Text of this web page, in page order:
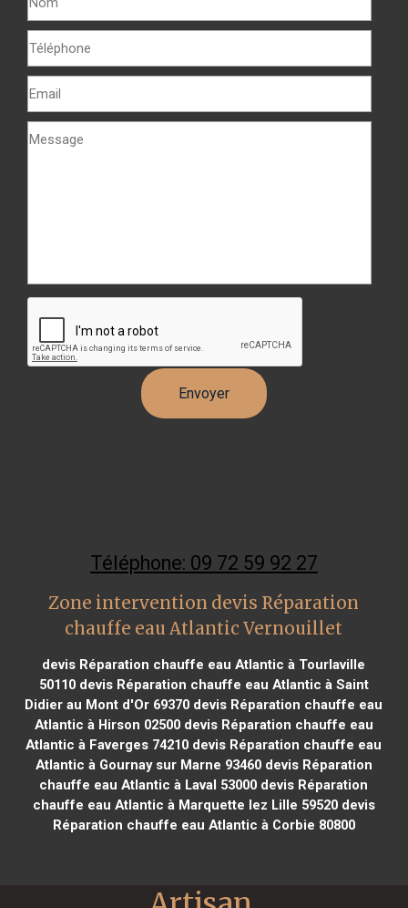
Téléphone: 09 72 59 92 27
Zone intervention devis Réparation
chauffe eau Atlantic Vernouillet
devis Réparation chauffe eau Atlantic à Tourlaville
50110devis Réparation chauffe eau Atlantic à Saint
Didier au Mont d'Or 69370 devis Réparation chauffe eau
Atlantic à Hirson 02500devis Réparation chauffe eau
Atlantic à Faverges 74210 devis Réparation chauffe eau
Atlantic à Gournay sur Marne 93460devis Réparation
chauffe eau Atlantic à Laval 53000 devis Réparation
chauffe eau Atlantic à Marquette lez Lille 59520devis
Réparation chauffe eau Atlantic à Corbie 80800